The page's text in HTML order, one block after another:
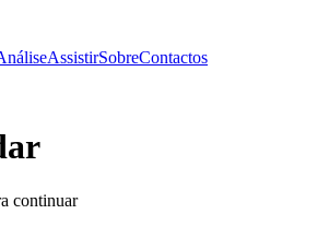
AssistirSobreContactos
continuar